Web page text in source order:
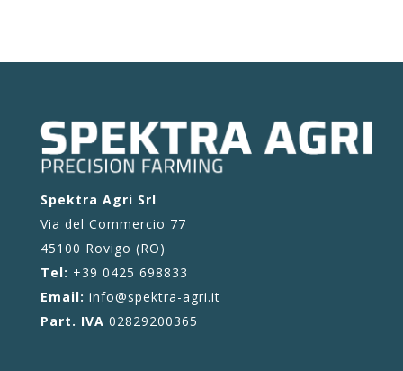
Spektra Agri Srl
Via del Commercio 77
45100 Rovigo (RO)
Tel: +39 0425 698833
Email: info@spektra-agri.it
Part. IVA 02829200365